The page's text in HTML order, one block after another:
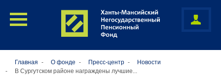
Главная О фонде Пресс-центр
Новости
В Сургутском районе награждены лучшие...